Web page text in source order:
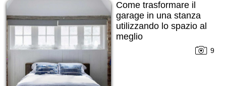
Come trasformare il
garage in una stanza
utilizzando lo spazio al
meglio
9